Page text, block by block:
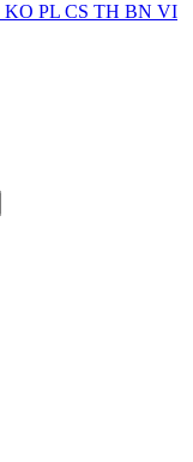
KO PL CS TH BN VI